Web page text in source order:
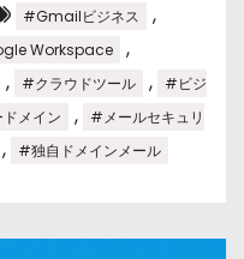
#Gmailビジネス ,
Workspace ,
, #クラウドツール ,
#ビジ
メイン ,
#メールセキュリ
, #独自ドメインメール